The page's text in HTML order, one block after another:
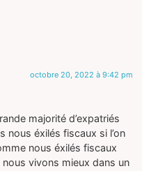
octobre 20, 2022 à 9:42 pm
majorité d’expatriés
nous éxilés fiscaux si l’on
nous éxilés fiscaux
vivons mieux dans un